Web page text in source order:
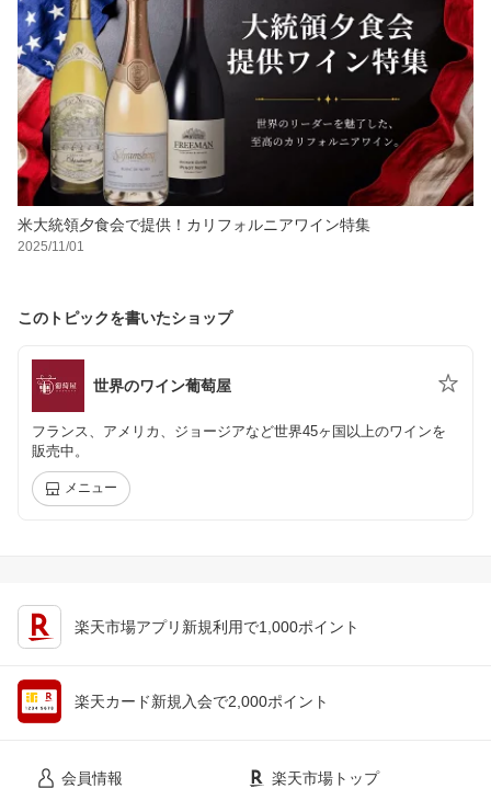
米大統領夕食会で提供！カリフォルニアワイン特集
2025/11/01
このトピックを書いたショップ
世界のワイン葡萄屋
フランス、アメリカ、ジョージアなど世界45ヶ国以上のワインを
販売中。
メニュー
楽天市場アプリ新規利用で1,000ポイント
楽天カード新規入会で2,000ポイント
会員情報 楽天市場トップ